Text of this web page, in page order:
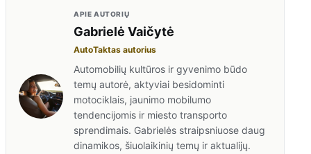
APIE AUTORIŲ
Gabrielė Vaičytė
AutoTaktas autorius
Automobilių kultūros ir gyvenimo būdo
temų autorė, aktyviai besidominti
motociklais, jaunimo mobilumo
tendencijomis ir miesto transporto
sprendimais. Gabrielės straipsniuose daug
dinamikos, šiuolaikinių temų ir aktualijų.